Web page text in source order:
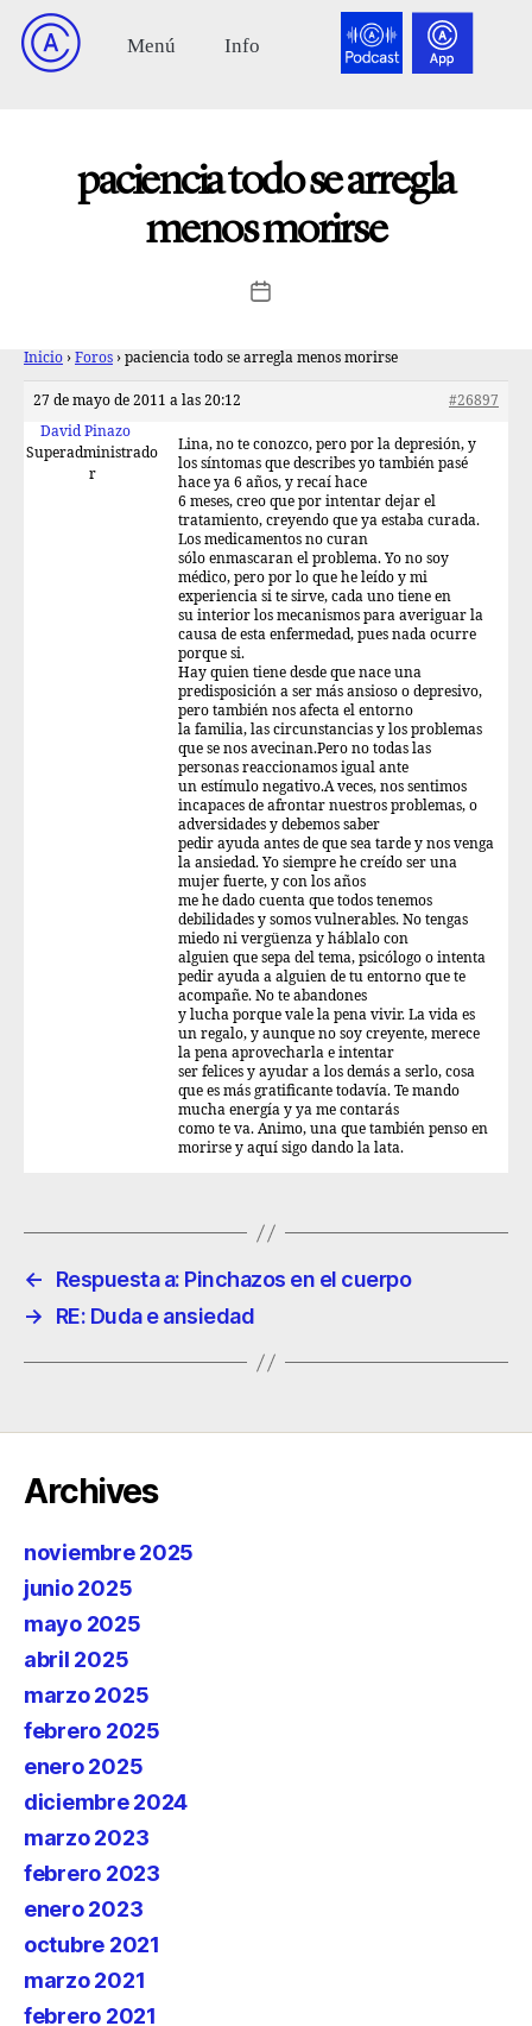
paciencia todo se arregla
menos morirse
Inicio › Foros › paciencia todo se arregla menos morirse
27 de mayo de 2011 a las 20:12
#26897
David Pinazo
Superadministrado
r
Lina, no te conozco, pero por la depresión, y
los síntomas que describes yo también pasé
hace ya 6 años, y recaí hace
6 meses, creo que por intentar dejar el
tratamiento, creyendo que ya estaba curada.
Los medicamentos no curan
sólo enmascaran el problema. Yo no soy
médico, pero por lo que he leído y mi
experiencia si te sirve, cada uno tiene en
su interior los mecanismos para averiguar la
causa de esta enfermedad, pues nada ocurre
porque si.
Hay quien tiene desde que nace una
predisposición a ser más ansioso o depresivo,
pero también nos afecta el entorno
la familia, las circunstancias y los problemas
que se nos avecinan.Pero no todas las
personas reaccionamos igual ante
un estímulo negativo.A veces, nos sentimos
incapaces de afrontar nuestros problemas, o
adversidades y debemos saber
pedir ayuda antes de que sea tarde y nos venga
la ansiedad. Yo siempre he creído ser una
mujer fuerte, y con los años
me he dado cuenta que todos tenemos
debilidades y somos vulnerables. No tengas
miedo ni vergüenza y háblalo con
alguien que sepa del tema, psicólogo o intenta
pedir ayuda a alguien de tu entorno que te
acompañe. No te abandones
y lucha porque vale la pena vivir. La vida es
un regalo, y aunque no soy creyente, merece
la pena aprovecharla e intentar
ser felices y ayudar a los demás a serlo, cosa
que es más gratificante todavía. Te mando
mucha energía y ya me contarás
como te va. Animo, una que también penso en
morirse y aquí sigo dando la lata.
←
Respuesta a: Pinchazos en el cuerpo
→
RE: Duda e ansiedad
Archives
noviembre 2025
junio 2025
mayo 2025
abril 2025
marzo 2025
febrero 2025
enero 2025
diciembre 2024
marzo 2023
febrero 2023
enero 2023
octubre 2021
marzo 2021
febrero 2021